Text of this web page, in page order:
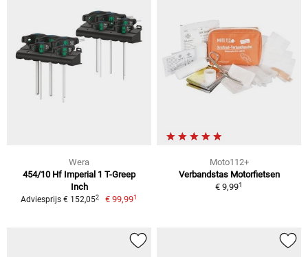
Wera
454/10 Hf Imperial 1 T-Greep
Inch
Adviesprijs € 152,052 € 99,991
Moto112+
Verbandstas Motorfietsen
€ 9,991